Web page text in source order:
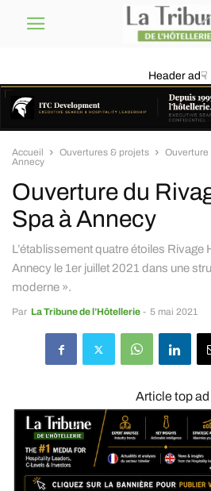
Header ad☟
Accueil Ouvertures & projets
Ouverture
Annecy
Ouverture du
Spa à Annecy
L’établissement quatre étoiles Rivage
Annecy le 1er juillet 2021 dans une
moderne ».
Par La Tribune de l’Hôtellerie - 5 mai 2021
Article top ad